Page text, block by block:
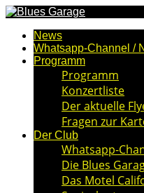
News
Whatsapp-Channel /
Programm
Programm
Konzertliste
Der aktuelle
Fragen zur
Der Club
Whatsapp-
Die Blues
Das Motel